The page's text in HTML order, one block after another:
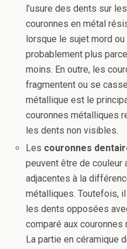
l’usure des dents sur
couronnes en métal
lorsque le sujet mord
probablement plus
moins. En outre, les
fragmentent ou se
métallique est le
couronnes métalliques
les dents non visibles.
Les couronnes
peuvent être de couleur
adjacentes à la
métalliques. Toutefois,
les dents opposées
comparé aux
La partie en céramique